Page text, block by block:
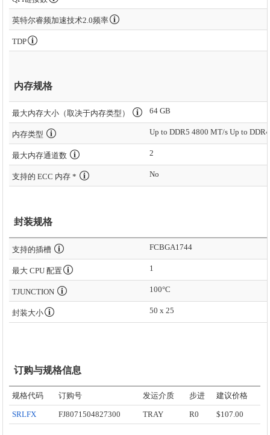
英特尔睿频加速技术2.0频率
TDP
内存规格
最大内存大小（取决于内存类型） 64 GB
内存类型
最大内存通道数 2
支持的 ECC 内存 * No
封装规格
支持的插槽 FCBGA1744
最大 CPU 配置 1
TJUNCTION 100°C
封装大小 50 x 25
订购与规格信息
规格代码 订购号 发运介质 步进 建议价格
SRLFX FJ8071504827300 TRAY R0 $107.00